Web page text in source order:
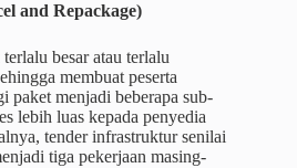
and Repackage)
besar atau terlalu
membuat peserta
paket menjadi beberapa sub-
lebih luas kepada penyedia
tender infrastruktur senilai
tiga pekerjaan masing-